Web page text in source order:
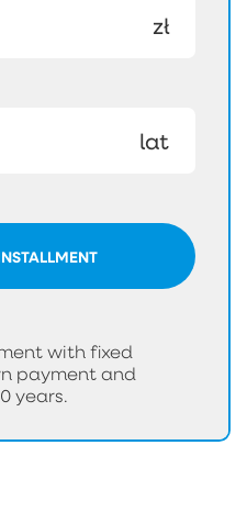
zł
lat
with fixed
payment and
years.